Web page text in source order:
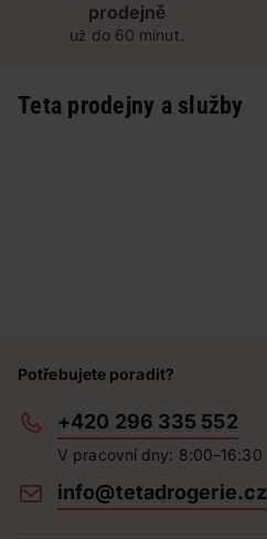
prodejně
už do 60 minut.
Teta prodejny a služby
Potřebujete poradit?
+420 296 335 552
V pracovní dny: 8:00–16:30
info@tetadrogerie.cz